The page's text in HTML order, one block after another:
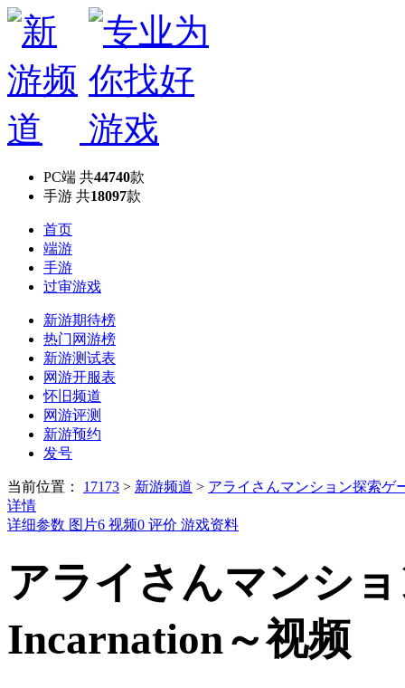
PC端 共44740款
手游 共18097款
首页
端游
手游
过审游戏
新游期待榜
热门网游榜
新游测试表
网游开服表
怀旧频道
网游评测
新游预约
发号
当前位置： 17173 > 新游频道 > アライさんマンション探索ゲ
详情
详细参数 图片6 视频0 评价 游戏资料
アライさんマンシ
Incarnation～视频